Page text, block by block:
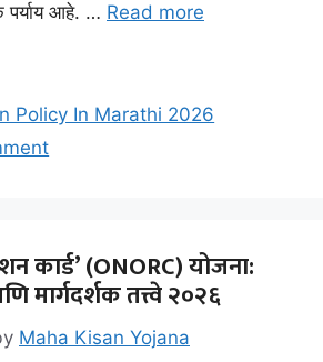
पर्याय आहे. … Read more
Policy In Marathi 2026
कार्ड’ (ONORC) योजना:
मार्गदर्शक तत्त्वे २०२६
Maha Kisan Yojana